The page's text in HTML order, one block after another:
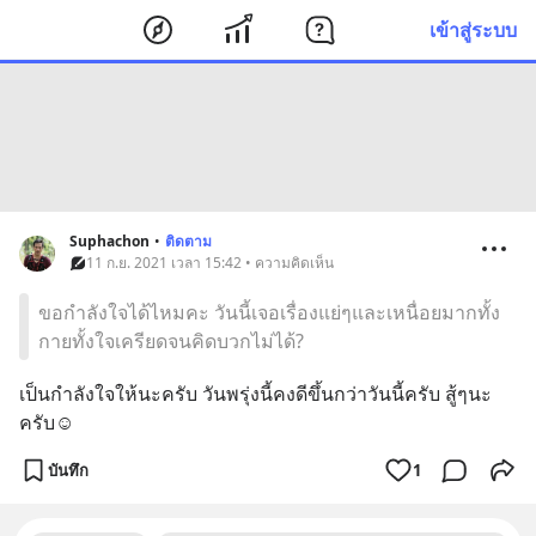
เข้าสู่ระบบ
Suphachon • ติดตาม
11 ก.ย. 2021 เวลา 15:42 • ความคิดเห็น
ขอกำลังใจได้ไหมคะ วันนี้เจอเรื่องแย่ๆและเหนื่อยมากทั้ง
กายทั้งใจเครียดจนคิดบวกไม่ได้?
เป็นกำลังใจให้นะครับ วันพรุ่งนี้คงดีขึ้นกว่าวันนี้ครับ สู้ๆนะ
ครับ☺️
บันทึก 1